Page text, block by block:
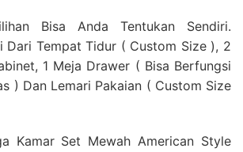
Bisa Anda Tentukan Sendiri.
Dari Tempat Tidur ( Custom Size ), 2
1 Meja Drawer ( Bisa Berfungsi
) Dan Lemari Pakaian ( Custom Size
Kamar Set Mewah American Style